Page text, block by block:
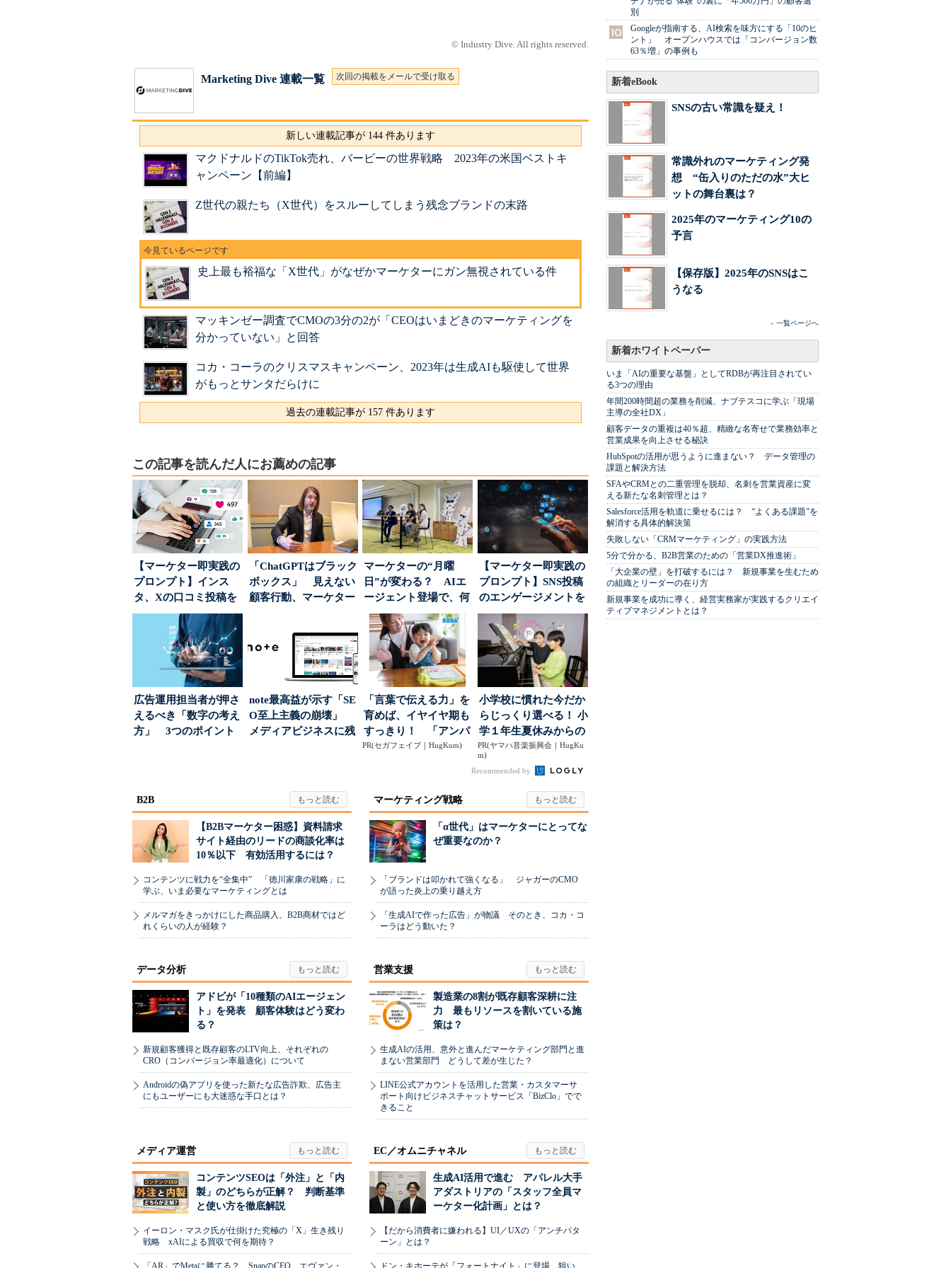
© Industry Dive. All rights reserved.
Marketing Dive 連載一覧 次回の掲載をメールで受け取る
新しい連載記事が 144 件あります
マクドナルドのTikTok売れ、バービーの世界戦略 2023年の米国ベストキ
ャンペーン【前編】
Z世代の親たち（X世代）をスルーしてしまう残念ブランドの末路
史上最も裕福な「X世代」がなぜかマーケターにガン無視されている件
マッキンゼー調査でCMOの3分の2が「CEOはいまどきのマーケティングを
分かっていない」と回答
コカ・コーラのクリスマスキャンペーン、2023年は生成AIも駆使して世界
がもっとサンタだらけに
過去の連載記事が 157 件あります
この記事を読んだ人にお薦めの記事
【マーケター即実践の
プロンプト】インス
タ、Xの口コミ投稿を
分析→戦略立案に生か
「ChatGPTはブラック
ボックス」 見えない
顧客行動、マーケター
マーケターの“月曜
日”が変わる？ AIエ
ージェント登場で、何
が起きるか
【マーケター即実践の
プロンプト】SNS投稿
のエンゲージメントを
高めるAI活用、ポ...
広告運用担当者が押さ
えるべき「数字の考え
方」 3つのポイント
note最高益が示す「SE
O至上主義の崩壊」
メディアビジネスに残
「言葉で伝える力」を
育めば、イヤイヤ期も
すっきり！ 「アンパ
ンマン ことばずかん...
PR(セガフェイブ｜HugKum)
小学校に慣れた今だか
らじっくり選べる！ 小
学１年生夏休みからの
「音楽教室」デビュ...
PR(ヤマハ音楽振興会｜HugKu
m)
Recommended by
B2B
【B2Bマーケター困惑】資料請求
サイト経由のリードの商談化率は
10％以下 有効活用するには？
コンテンツに戦力を“全集中” 「徳川家康の戦略」に
学ぶ、いま必要なマーケティングとは
メルマガをきっかけにした商品購入、B2B商材ではど
れくらいの人が経験？
マーケティング戦略
「α世代」はマーケターにとってな
ぜ重要なのか？
「ブランドは叩かれて強くなる」 ジャガーのCMO
が語った炎上の乗り越え方
「生成AIで作った広告」が物議 そのとき、コカ・コ
ーラはどう動いた？
データ分析
アドビが「10種類のAIエージェン
ト」を発表 顧客体験はどう変わ
る？
新規顧客獲得と既存顧客のLTV向上、それぞれの
CRO（コンバージョン率最適化）について
Androidの偽アプリを使った新たな広告詐欺、広告主
にもユーザーにも大迷惑な手口とは？
営業支援
製造業の8割が既存顧客深耕に注
力 最もリソースを割いている施
策は？
生成AIの活用、意外と進んだマーケティング部門と進
まない営業部門 どうして差が生じた？
LINE公式アカウントを活用した営業・カスタマーサ
ポート向けビジネスチャットサービス「BizClo」でで
きること
メディア運営
コンテンツSEOは「外注」と「内
製」のどちらが正解？ 判断基準
と使い方を徹底解説
イーロン・マスク氏が仕掛けた究極の「X」生き残り
戦略 xAIによる買収で何を期待？
EC／オムニチャネル
生成AI活用で進む アパレル大手
アダストリアの「スタッフ全員マ
ーケター化計画」とは？
【だから消費者に嫌われる】UI／UXの「アンチパタ
ーン」とは？
別
Googleが指南する、AI検索を味方にする「10のヒ
ント」 オープンハウスでは「コンバージョン数
63％増」の事例も
新着eBook
SNSの古い常識を疑え！
常識外れのマーケティング発
想 “缶入りのただの水”大ヒ
ットの舞台裏は？
2025年のマーケティング10の
予言
【保存版】2025年のSNSはこ
うなる
» 一覧ページへ
新着ホワイトペーパー
いま「AIの重要な基盤」としてRDBが再注目されてい
る3つの理由
年間200時間超の業務を削減、ナブテスコに学ぶ「現場
主導の全社DX」
顧客データの重複は40％超、精緻な名寄せで業務効率と
営業成果を向上させる秘訣
HubSpotの活用が思うように進まない？ データ管理の
課題と解決方法
SFAやCRMとの二重管理を脱却、名刺を営業資産に変
える新たな名刺管理とは？
Salesforce活用を軌道に乗せるには？ “よくある課題”を
解消する具体的解決策
失敗しない「CRMマーケティング」の実践方法
5分で分かる、B2B営業のための「営業DX推進術」
「大企業の壁」を打破するには？ 新規事業を生むため
の組織とリーダーの在り方
新規事業を成功に導く、経営実務家が実践するクリエイ
ティブマネジメントとは？